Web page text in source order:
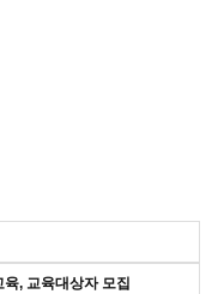
, 교육대상자 모집